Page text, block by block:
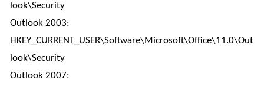
look\Security
Outlook 2003:
HKEY_CURRENT_USER\Software\Microsoft\Office\11.0\Out
look\Security
Outlook 2007: